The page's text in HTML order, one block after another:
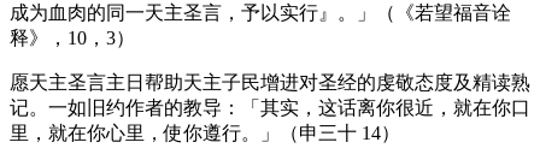
成为血肉的同一天主圣言，予以实行』。」（《若望福音诠
释》，10，3）
愿天主圣言主日帮助天主子民增进对圣经的虔敬态度及精读熟
记。一如旧约作者的教导：「其实，这话离你很近，就在你口
里，就在你心里，使你遵行。」（申三十 14）